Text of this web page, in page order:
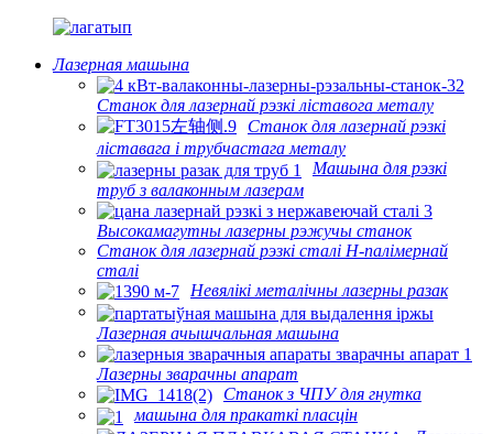
Лазерная машына
Станок для лазернай рэзкі ліставога металу
Станок для лазернай рэзкі
ліставага і трубчастага металу
Машына для рэзкі
труб з валаконным лазерам
Высокамагутны лазерны рэжучы станок
Станок для лазернай рэзкі сталі H-палімернай
сталі
Невялікі металічны лазерны разак
Лазерная ачышчальная машына
Лазерны зварачны апарат
Станок з ЧПУ для гнутка
машына для пракаткі пласцін